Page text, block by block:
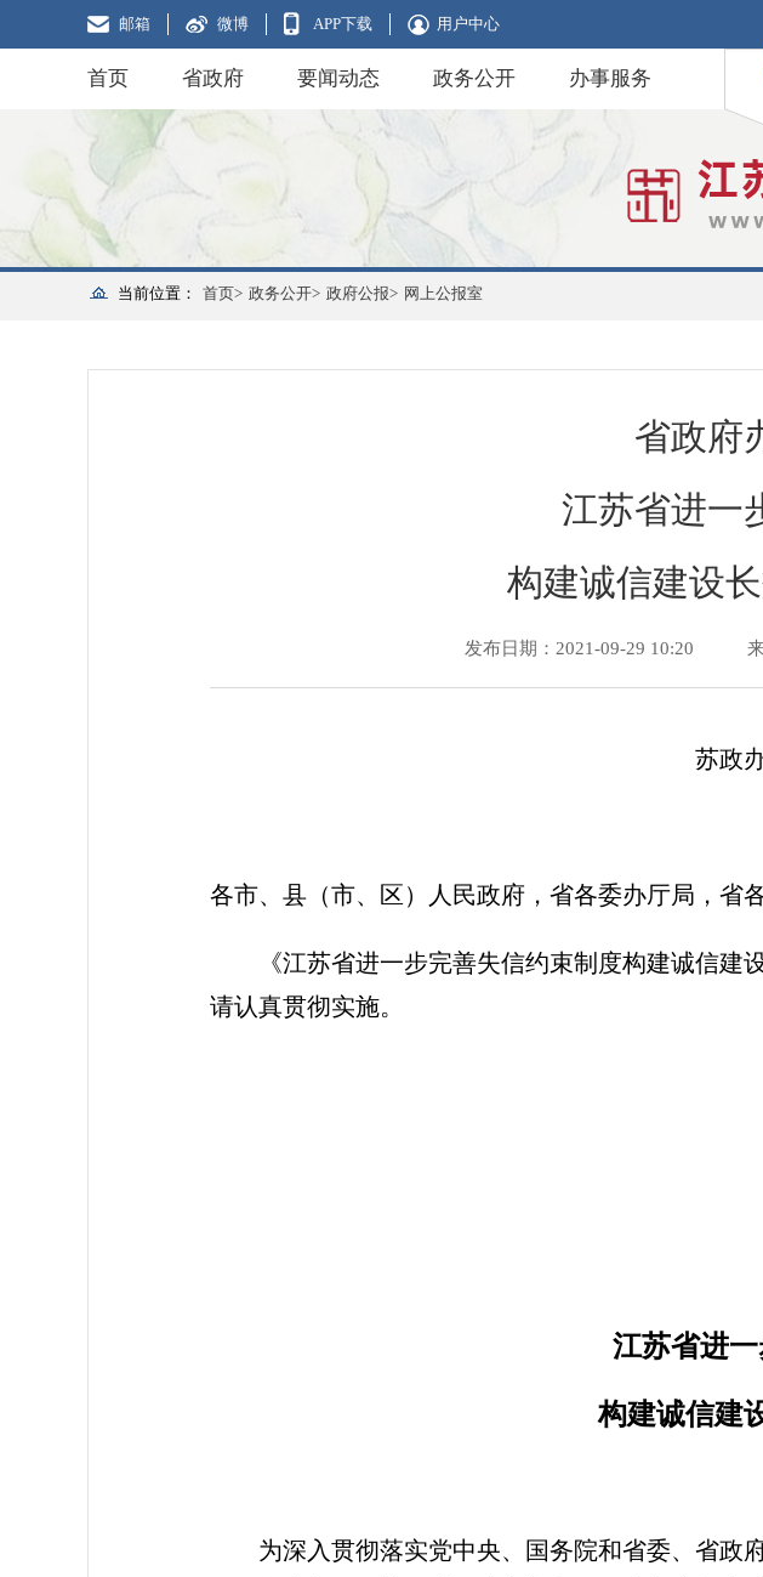
邮箱 微博 APP下载 用户中心
首页 省政府 要闻动态 政务公开 办事服务
当前位置： 首页> 政务公开> 政府公报> 网上公报室
省政府
江苏省进一
构建诚信建设
发布日期：2021-09-29 10:20
苏政
各市、县（市、区）人民政府，省各委办厅局，省
《江苏省进一步完善失信约束制度构建诚信
请认真贯彻实施。
江苏省人
2021
江苏省进
构建诚信建
为深入贯彻落实党中央、国务院和省委、省政